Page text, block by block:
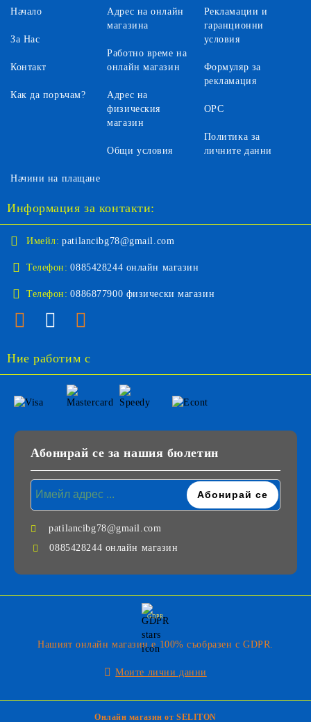
Начало
За Нас
Контакт
Как да поръчам?
Адрес на онлайн
магазина
Работно време на
онлайн магазин
Адрес на
физическия
магазин
Общи условия
Рекламации и
гаранционни
условия
Формуляр за
рекламация
ОРС
Политика за
личните данни
Начини на плащане
Информация за контакти:
Имейл: patilancibg78@gmail.com
Телефон: 0885428244 онлайн магазин
Телефон: 0886877900 физически магазин
Ние работим с
Абонирай се за нашия бюлетин
patilancibg78@gmail.com
0885428244 онлайн магазин
GDPR
Нашият онлайн магазин е 100% съобразен с GDPR.
Моите лични данни
Онлайн магазин от SELITON